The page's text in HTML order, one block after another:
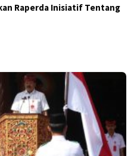
Raperda Inisiatif Tentang